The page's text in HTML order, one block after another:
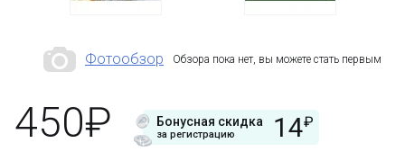
Фотообзор Обзора пока нет, вы можете стать первым
450₽ Бонусная скидка
за регистрацию 14₽